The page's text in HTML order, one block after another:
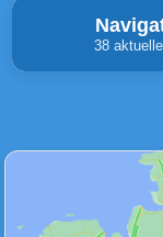
38
Unfälle &